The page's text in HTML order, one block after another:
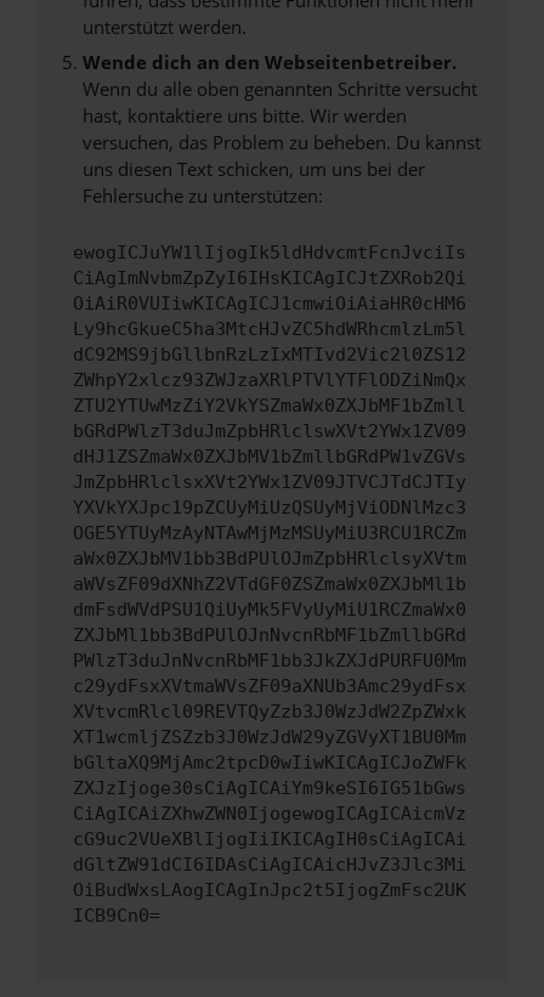
unterstützt werden.
Wende dich an den Webseitenbetreiber.
Wenn du alle oben genannten Schritte versucht
hast, kontaktiere uns bitte. Wir werden
versuchen, das Problem zu beheben. Du kannst
uns diesen Text schicken, um uns bei der
Fehlersuche zu unterstützen:
ewogICJuYW1lIjogIk5ldHdvcmtFcnJvciIs
CiAgImNvbmZpZyI6IHsKICAgICJtZXRob2Qi
OiAiR0VUIiwKICAgICJ1cmwiOiAiaHR0cHM6
Ly9hcGkueC5ha3MtcHJvZC5hdWRhcmlzLm5l
dC92MS9jbGllbnRzLzIxMTIvd2Vic2l0ZS12
ZWhpY2xlcz93ZWJzaXRlPTVlYTFlODZiNmQx
ZTU2YTUwMzZiY2VkYSZmaWx0ZXJbMF1bZmll
bGRdPWlzT3duJmZpbHRlclswXVt2YWx1ZV09
dHJ1ZSZmaWx0ZXJbMV1bZmllbGRdPW1vZGVs
JmZpbHRlclsxXVt2YWx1ZV09JTVCJTdCJTIy
YXVkYXJpc19pZCUyMiUzQSUyMjViODNlMzc3
OGE5YTUyMzAyNTAwMjMzMSUyMiU3RCU1RCZm
aWx0ZXJbMV1bb3BdPUlOJmZpbHRlclsyXVtm
aWVsZF09dXNhZ2VTdGF0ZSZmaWx0ZXJbMl1b
dmFsdWVdPSU1QiUyMk5FVyUyMiU1RCZmaWx0
ZXJbMl1bb3BdPUlOJnNvcnRbMF1bZmllbGRd
PWlzT3duJnNvcnRbMF1bb3JkZXJdPURFU0Mm
c29ydFsxXVtmaWVsZF09aXNUb3Amc29ydFsx
XVtvcmRlcl09REVTQyZzb3J0WzJdW2ZpZWxk
XT1wcmljZSZzb3J0WzJdW29yZGVyXT1BU0Mm
bGltaXQ9MjAmc2tpcD0wIiwKICAgICJoZWFk
ZXJzIjoge30sCiAgICAiYm9keSI6IG51bGws
CiAgICAiZXhwZWN0IjogewogICAgICAicmVz
cG9uc2VUeXBlIjogIiIKICAgIH0sCiAgICAi
dGltZW91dCI6IDAsCiAgICAicHJvZ3Jlc3Mi
OiBudWxsLAogICAgInJpc2t5IjogZmFsc2UK
ICB9Cn0=